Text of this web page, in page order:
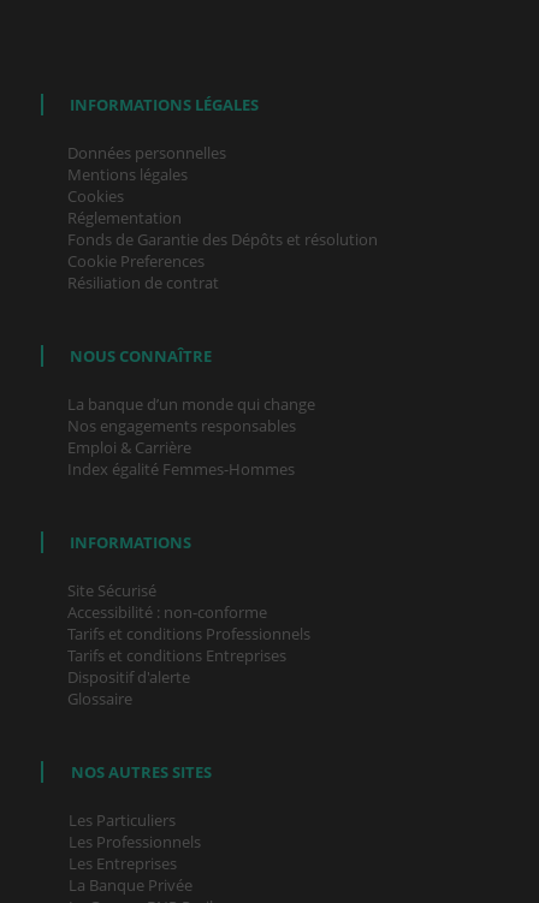
INFORMATIONS LÉGALES
Données personnelles
Mentions légales
Cookies
Réglementation
Fonds de Garantie des Dépôts et résolution
Cookie Preferences
Résiliation de contrat
NOUS CONNAÎTRE
La banque d’un monde qui change
Nos engagements responsables
Emploi & Carrière
Index égalité Femmes-Hommes
INFORMATIONS
Site Sécurisé
Accessibilité : non-conforme
Tarifs et conditions Professionnels
Tarifs et conditions Entreprises
Dispositif d'alerte
Glossaire
NOS AUTRES SITES
Les Particuliers
Les Professionnels
Les Entreprises
La Banque Privée